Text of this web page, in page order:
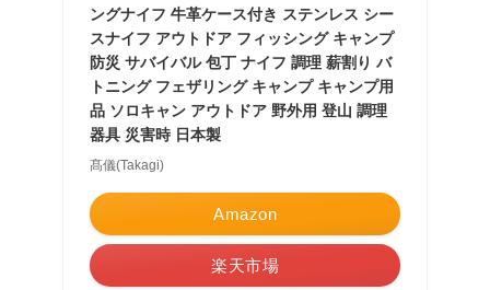
ングナイフ 牛革ケース付き ステンレス シー
スナイフ アウトドア フィッシング キャンプ
防災 サバイバル 包丁 ナイフ 調理 薪割り バ
トニング フェザリング キャンプ キャンプ用
品 ソロキャン アウトドア 野外用 登山 調理
器具 災害時 日本製
髙儀(Takagi)
Amazon
楽天市場